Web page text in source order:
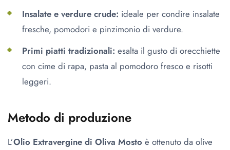
Insalate e verdure crude: ideale per condire insalate
fresche, pomodori e pinzimonio di verdure.
Primi piatti tradizionali: esalta il gusto di orecchiette
con cime di rapa, pasta al pomodoro fresco e risotti
leggeri.
Metodo di produzione
L’Olio Extravergine di Oliva Mosto è ottenuto da olive